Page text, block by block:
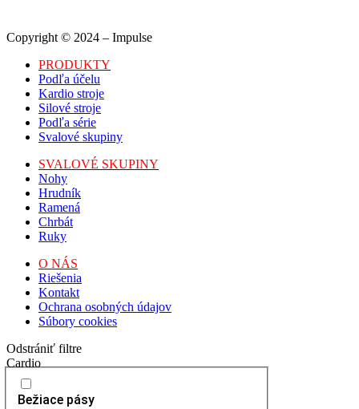
Copyright © 2024 – Impulse
PRODUKTY
Podľa účelu
Kardio stroje
Silové stroje
Podľa série
Svalové skupiny
SVALOVÉ SKUPINY
Nohy
Hrudník
Ramená
Chrbát
Ruky
O NÁS
Riešenia
Kontakt
Ochrana osobných údajov
Súbory cookies
Odstrániť filtre
Cardio
Bežiace pásy